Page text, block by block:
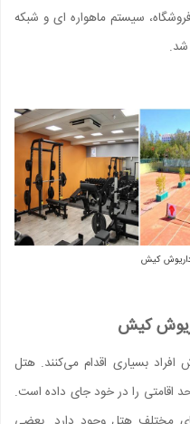
سیستم ماهواره اى و شبکه
شد.
داریوش کیش
کیش
بسیاری اقدام می‌کنند. هتل
کیش در 3 طبقه بنا شده و 190 واحد اقامتی را در خود جای داده است.